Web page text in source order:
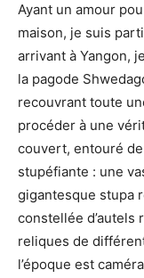
Ayant un amour
maison, je suis
arrivant à Yangon,
la pagode
recouvrant toute
procéder à une
couvert, entouré
stupéfiante : une
gigantesque stupa
constellée d’autels
reliques de
l’époque est